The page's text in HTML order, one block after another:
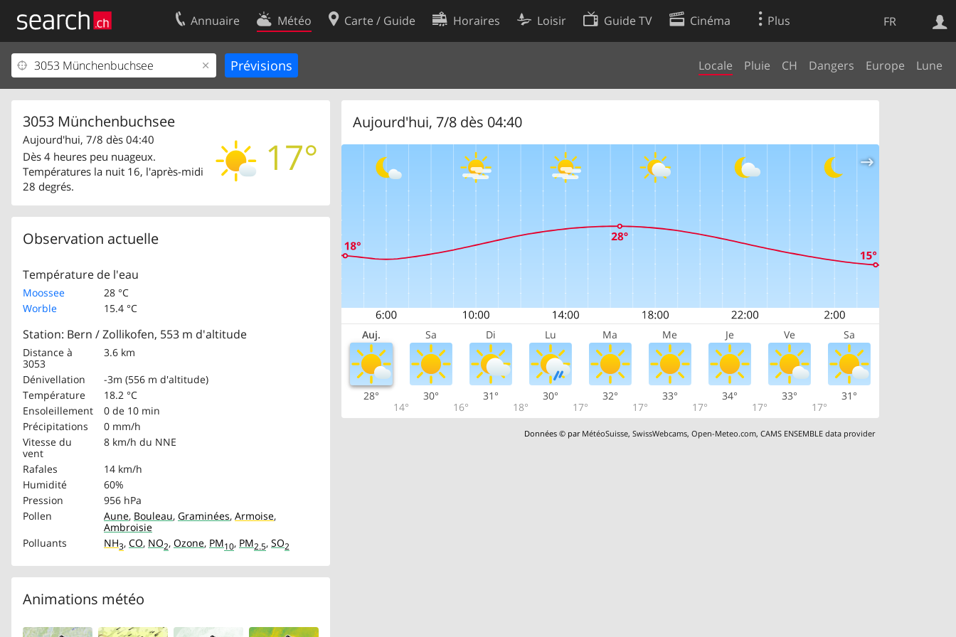
FR
Annuaire Météo Carte / Guide Horaires Loisir Guide TV Cinéma Plus
Locale Pluie CH Dangers Europe Lune
3053 Münchenbuchsee
17°
Aujourd'hui, 7/8 dès 04:40
Dès 4 heures peu nuageux.
Températures la nuit 16, l'après-midi
28 degrés.
Observation actuelle
Température de l'eau
Moossee
28 °C
Worble
15.4 °C
Station: Bern / Zollikofen, 553 m d'altitude
Distance à
3053
3.6 km
Dénivellation
-3m (556 m d'altitude)
Température
18.2 °C
Ensoleillement
0 de 10 min
Précipitations
0 mm/h
Vitesse du
vent
8 km/h du NNE
Rafales
14 km/h
Humidité
60%
Pression
956 hPa
Pollen
Aune, Bouleau, Graminées, Armoise,
Ambroisie
Polluants
NH3, CO, NO2, Ozone, PM10, PM2.5, SO2
Animations météo
Aujourd'hui, 7/8 dès 04:40
Auj. Sa Di Lu Ma Me Je Ve Sa
28°
14°
30°
16°
31°
18°
30°
17°
32°
17°
33°
17°
34°
17°
33°
17°
31°
Données © par MétéoSuisse,SwissWebcams,Open-Meteo.com,CAMS ENSEMBLE data provider
Web
Votre inscription
Centre clients
Mentions Légales
Contact
Conditions d’utilisation
Préférences de cookies